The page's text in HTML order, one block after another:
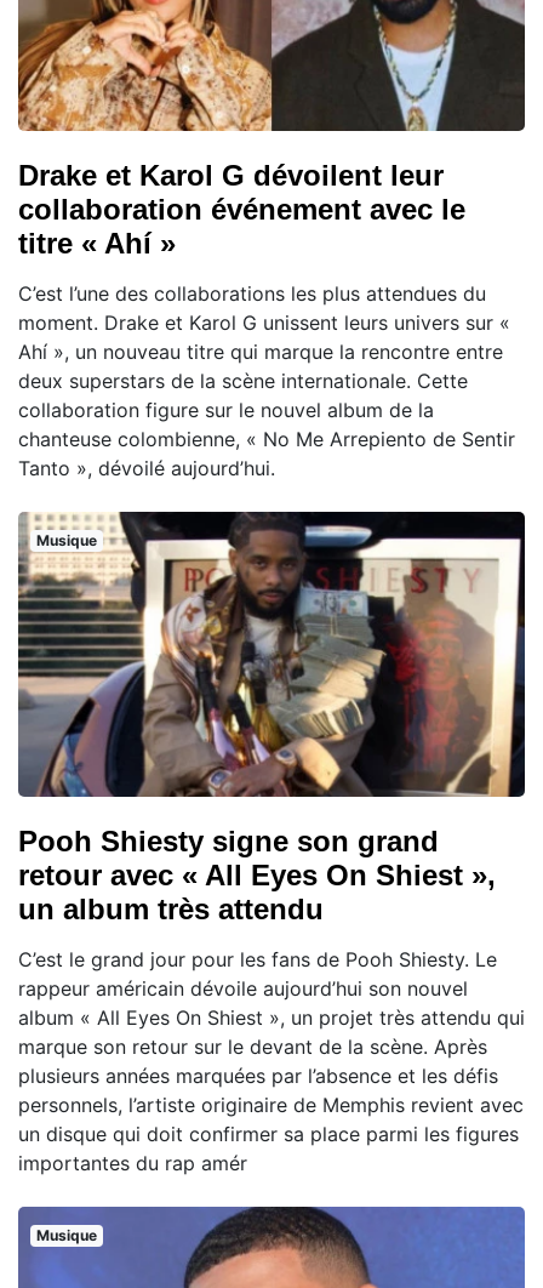
Drake et Karol G dévoilent leur
collaboration événement avec le
titre « Ahí »
C’est l’une des collaborations les plus attendues du
moment. Drake et Karol G unissent leurs univers sur «
Ahí », un nouveau titre qui marque la rencontre entre
deux superstars de la scène internationale. Cette
collaboration figure sur le nouvel album de la
chanteuse colombienne, « No Me Arrepiento de Sentir
Tanto », dévoilé aujourd’hui.
Musique
Pooh Shiesty signe son grand
retour avec « All Eyes On Shiest »,
un album très attendu
C’est le grand jour pour les fans de Pooh Shiesty. Le
rappeur américain dévoile aujourd’hui son nouvel
album « All Eyes On Shiest », un projet très attendu qui
marque son retour sur le devant de la scène. Après
plusieurs années marquées par l’absence et les défis
personnels, l’artiste originaire de Memphis revient avec
un disque qui doit confirmer sa place parmi les figures
importantes du rap amér
Musique